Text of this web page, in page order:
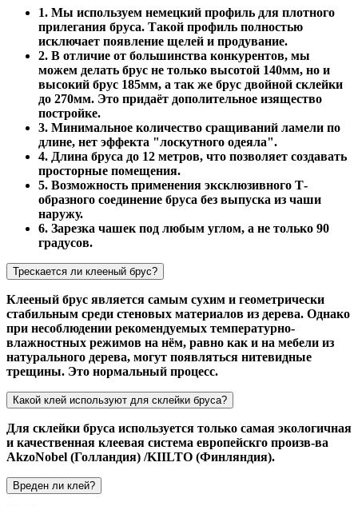
1. Мы используем немецкий профиль для плотного
прилегания бруса. Такой профиль полностью
исключает появление щелей и продувание.
2. В отличие от большинства конкурентов, мы
можем делать брус не только высотой 140мм, но и
высокий брус 185мм, а так же брус двойной склейки
до 270мм. Это придаёт дополительное изящество
постройке.
3. Минимальное количество сращиваний ламели по
длине, нет эффекта "лоскутного одеяла".
4. Длина бруса до 12 метров, что позволяет создавать
просторные помещения.
5. Возможность применения эксклюзивного Т-
образного соединение бруса без выпуска из чаши
наружу.
6. Зарезка чашек под любым углом, а не только 90
градусов.
Трескается ли клееный брус?
Клееный брус является самым сухим и геометрически
стабильным среди стеновых материалов из дерева. Однако
при несоблюдении рекомендуемых температурно-
влажностных режимов на нём, равно как и на мебели из
натурального дерева, могут появляться нитевидные
трещины. Это нормальный процесс.
Какой клей используют для склейки бруса?
Для склейки бруса используется только самая экологичная
и качественная клеевая система европейскго произв-ва
AkzoNobel (Голландия) /KIILTO (Финляндия).
Вреден ли клей?